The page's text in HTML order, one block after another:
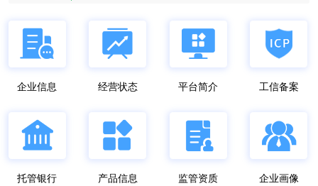
企业信息 经营状态 平台简介 工信备案
托管银行 产品信息 监管资质 企业画像